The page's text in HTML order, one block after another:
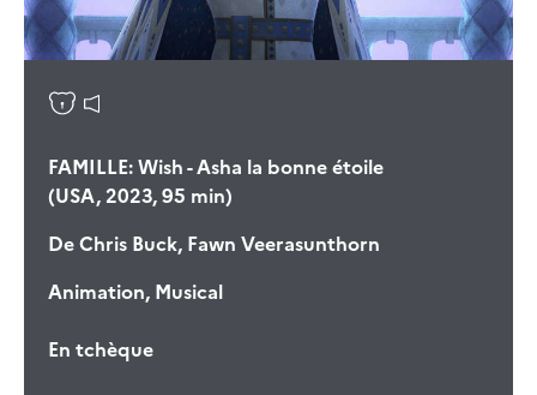
FAMILLE: Wish - Asha la bonne étoile
(USA, 2023, 95 min)
DeChris Buck, Fawn Veerasunthorn
Animation, Musical
En tchèque